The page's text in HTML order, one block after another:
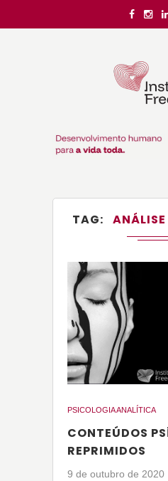
TAG
PSICOLOGIA ANALÍTICA
CONTEÚDOS
REPRIMIDOS
9 de outubro de 2020